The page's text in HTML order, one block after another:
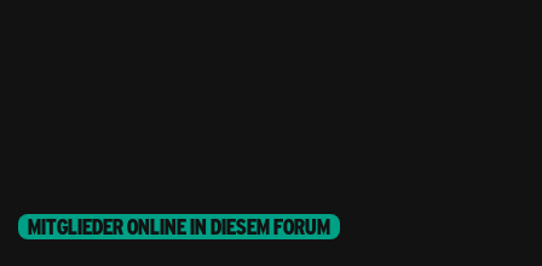
MITGLIEDER ONLINE IN DIESEM FORUM